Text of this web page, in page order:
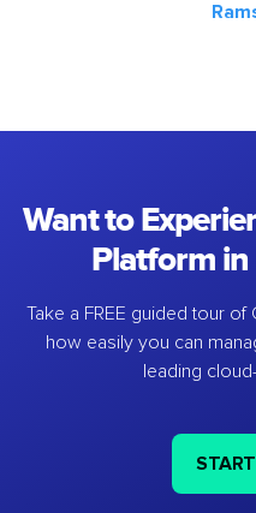
Want to
Platform in
Take a FREE guided tour
how easily you can
leading